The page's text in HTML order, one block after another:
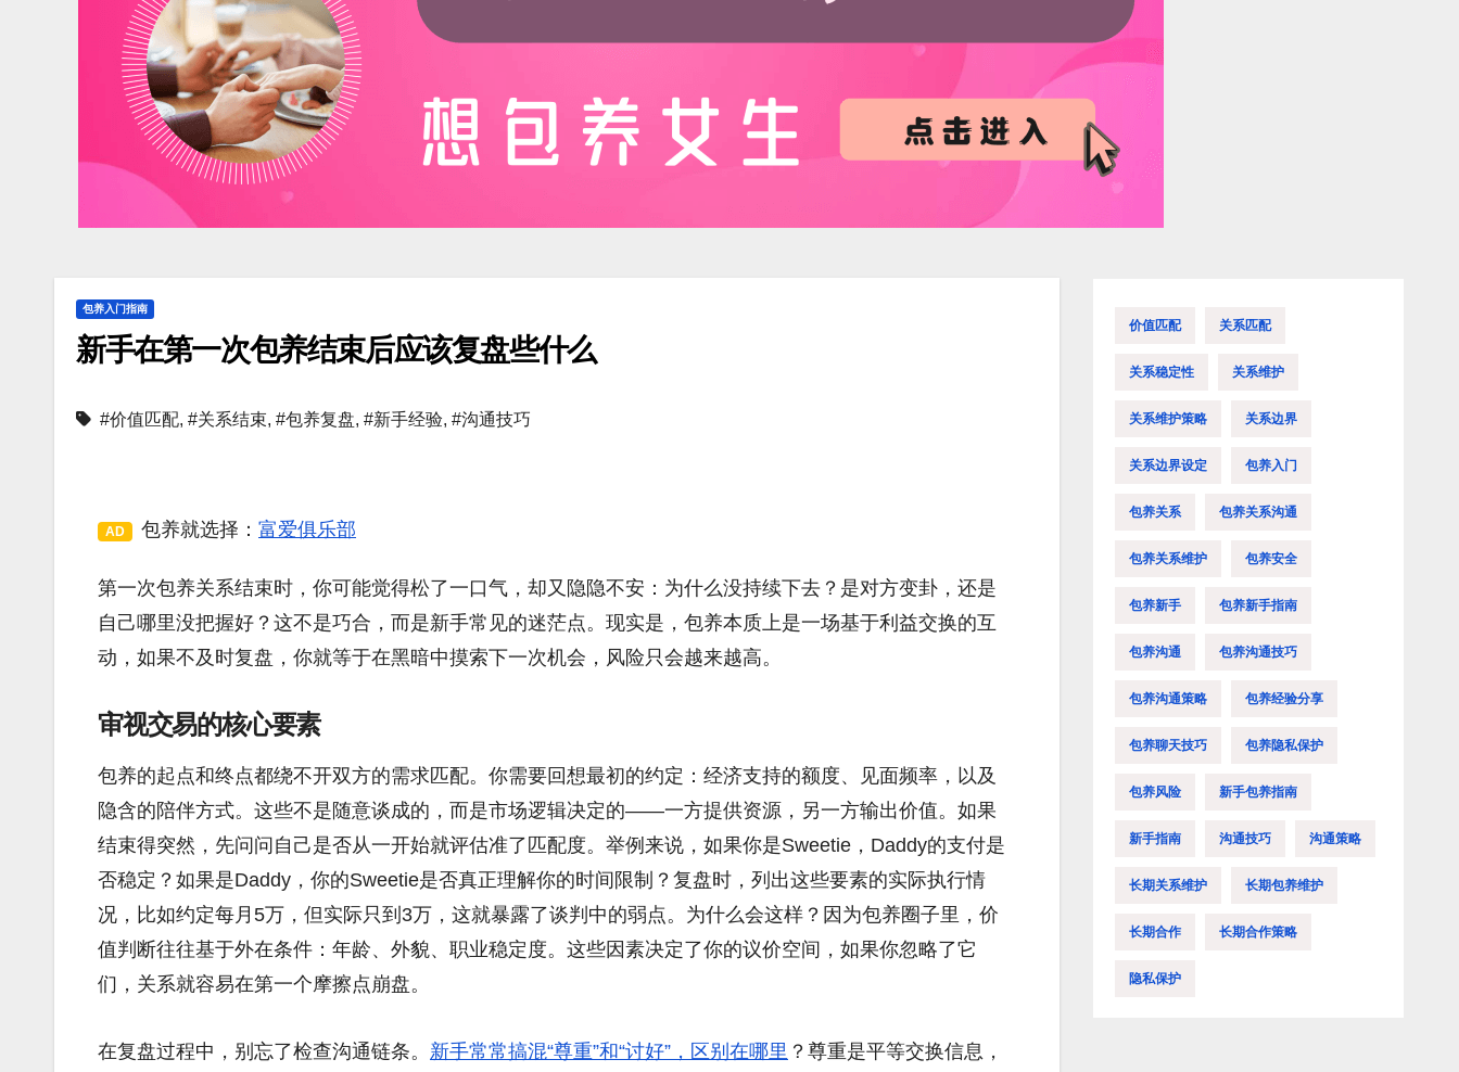
包养入门指南
新手在第一次包养结束后应该复盘些什么
#价值匹配, #关系结束, #包养复盘, #新手经验, #沟通技巧
AD 包养就选择： 富爱俱乐部
第一次包养关系结束时，你可能觉得松了一口气，却又隐隐不安：为什么没持续下去？是对方变卦，还是
自己哪里没把握好？这不是巧合，而是新手常见的迷茫点。现实是，包养本质上是一场基于利益交换的互
动，如果不及时复盘，你就等于在黑暗中摸索下一次机会，风险只会越来越高。
审视交易的核心要素
包养的起点和终点都绕不开双方的需求匹配。你需要回想最初的约定：经济支持的额度、见面频率，以及
隐含的陪伴方式。这些不是随意谈成的，而是市场逻辑决定的——一方提供资源，另一方输出价值。如果
结束得突然，先问问自己是否从一开始就评估准了匹配度。举例来说，如果你是Sweetie，Daddy的支付是
否稳定？如果是Daddy，你的Sweetie是否真正理解你的时间限制？复盘时，列出这些要素的实际执行情
况，比如约定每月5万，但实际只到3万，这就暴露了谈判中的弱点。为什么会这样？因为包养圈子里，价
值判断往往基于外在条件：年龄、外貌、职业稳定度。这些因素决定了你的议价空间，如果你忽略了它
们，关系就容易在第一个摩擦点崩盘。
在复盘过程中，别忘了检查沟通链条。 新手常常搞混“尊重”和“讨好”，区别在哪里 ？尊重是平等交换信息，
价值匹配 关系匹配
关系稳定性 关系维护
关系维护策略 关系边界
关系边界设定 包养入门
包养关系 包养关系沟通
包养关系维护 包养安全
包养新手 包养新手指南
包养沟通 包养沟通技巧
包养沟通策略 包养经验分享
包养聊天技巧 包养隐私保护
包养风险 新手包养指南
新手指南 沟通技巧 沟通策略
长期关系维护 长期包养维护
长期合作 长期合作策略
隐私保护